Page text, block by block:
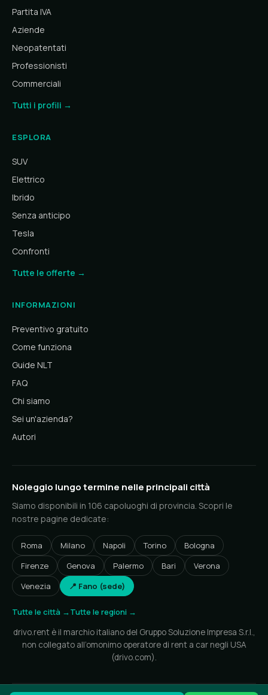
Partita IVA
Aziende
Neopatentati
Professionisti
Commerciali
Tutti i profili →
ESPLORA
SUV
Elettrico
Ibrido
Senza anticipo
Tesla
Confronti
Tutte le offerte →
INFORMAZIONI
Preventivo gratuito
Come funziona
Guide NLT
FAQ
Chi siamo
Sei un'azienda?
Autori
Noleggio lungo termine nelle principali città
Siamo disponibili in 106 capoluoghi di provincia. Scopri le
nostre pagine dedicate:
Roma Milano Napoli Torino
Bologna
Firenze
Genova Palermo Bari
Verona
Venezia
📍 Fano (sede)
Tutte le città →Tutte le regioni →
drivo.rent è il marchio italiano del Gruppo Soluzione Impresa S.r.l.,
non collegato all’omonimo operatore di rent a car negli USA
(drivo.com).